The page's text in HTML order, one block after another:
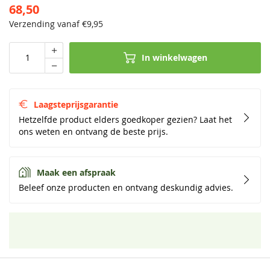
68,50
Verzending vanaf €9,95
In winkelwagen
Laagsteprijsgarantie
Hetzelfde product elders goedkoper gezien? Laat het
ons weten en ontvang de beste prijs.
Maak een afspraak
Beleef onze producten en ontvang deskundig advies.